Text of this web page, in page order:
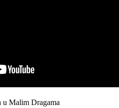
u Malim Dragama